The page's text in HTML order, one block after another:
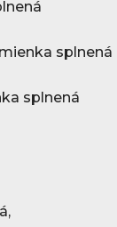
splnená
splnená